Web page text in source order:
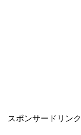
スポンサードリンク